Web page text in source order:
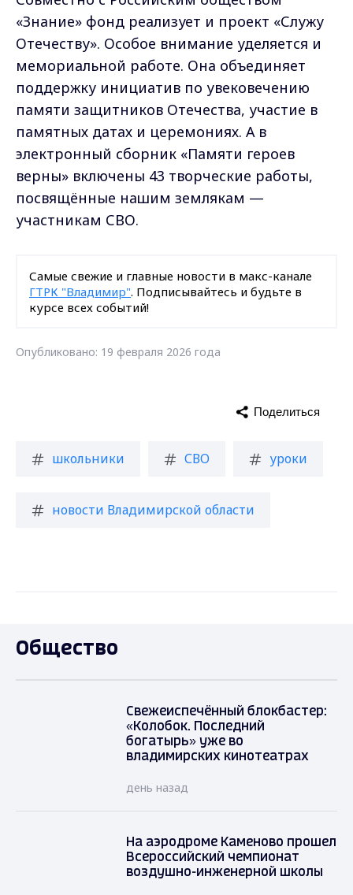
«Знание» фонд реализует и проект «Служу
Отечеству». Особое внимание уделяется и
мемориальной работе. Она объединяет
поддержку инициатив по увековечению
памяти защитников Отечества, участие в
памятных датах и церемониях. А в
электронный сборник «Памяти героев
верны» включены 43 творческие работы,
посвящённые нашим землякам —
участникам СВО.
Самые свежие и главные новости в макс-канале
ГТРК "Владимир". Подписывайтесь и будьте в
курсе всех событий!
Опубликовано: 19 февраля 2026 года
школьники СВО уроки
новости Владимирской области
Поделиться
Общество
Свежеиспечённый блокбастер:
«Колобок. Последний
богатырь» уже во
владимирских кинотеатрах
день назад
На аэродроме Каменово прошел
Всероссийский чемпионат
воздушно-инженерной школы